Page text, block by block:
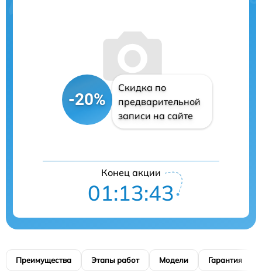
-20%
Скидка по
предварительной
записи на сайте
Конец акции
01:13:42
Преимущества Этапы работ Модели Гарантия